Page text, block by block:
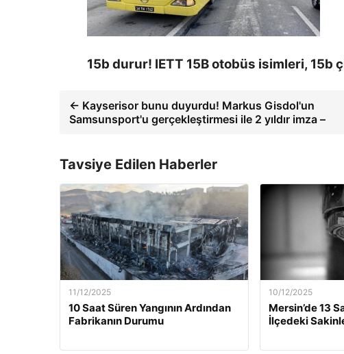
15b durur! IETT 15B otobüs isimleri, 15b
← Kayserisor bunu duyurdu! Markus Gisdol'un
Samsunsport'u gerçekleştirmesi ile 2 yıldır imza –
Tavsiye Edilen Haberler
11/12/2025
10 Saat Süren Yangının Ardından
Fabrikanın Durumu
10/12/2025
Mersin’de 13
İlçedeki